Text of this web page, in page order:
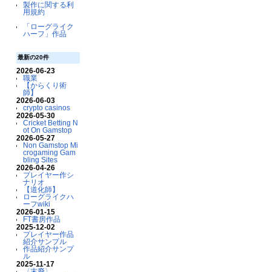
製作に関する利
用規約
「ローグライク
ハーフ」作品
最新の20件
2026-06-23
職業
【からくり術
師】
2026-06-03
crypto casinos
2026-05-30
Cricket Betting N
ot On Gamstop
2026-05-27
Non Gamstop Mi
crogaming Gam
bling Sites
2026-04-26
プレイヤー作シ
ナリオ
【道化師】
ローグライクハ
ーフwiki
2026-01-15
FT書房作品
2025-12-02
プレイヤー作品
紹介サンプル
作品紹介サンプ
ル
2025-11-17